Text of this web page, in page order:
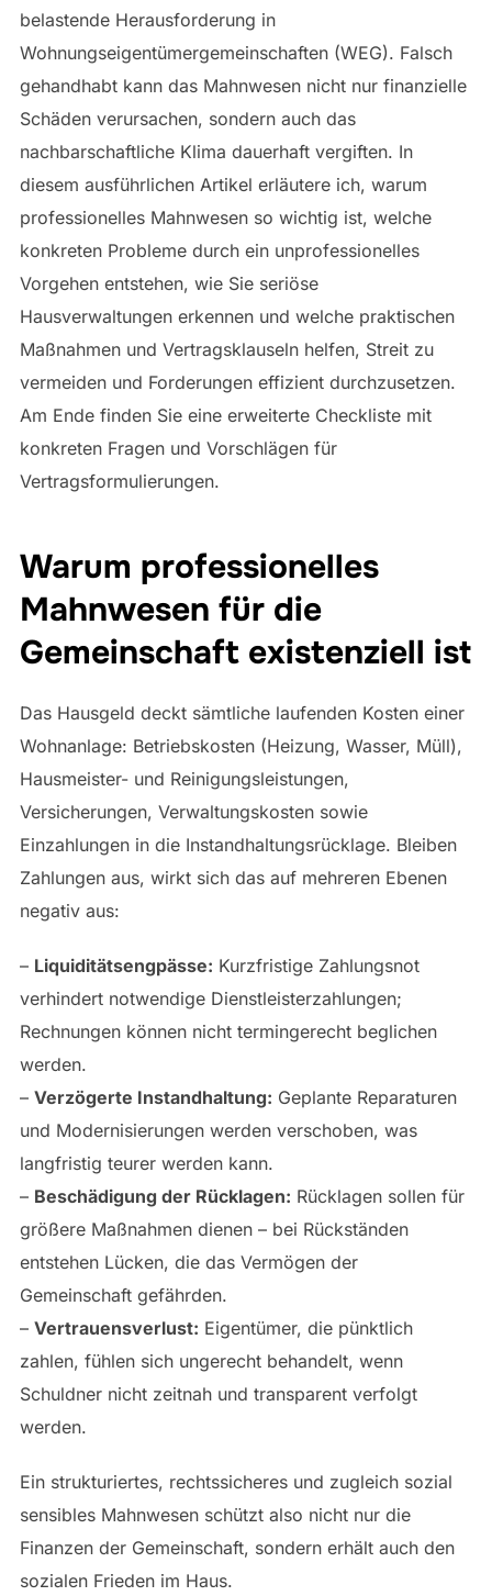
belastende Herausforderung in
Wohnungseigentümergemeinschaften (WEG). Falsch
gehandhabt kann das Mahnwesen nicht nur finanzielle
Schäden verursachen, sondern auch das
nachbarschaftliche Klima dauerhaft vergiften. In
diesem ausführlichen Artikel erläutere ich, warum
professionelles Mahnwesen so wichtig ist, welche
konkreten Probleme durch ein unprofessionelles
Vorgehen entstehen, wie Sie seriöse
Hausverwaltungen erkennen und welche praktischen
Maßnahmen und Vertragsklauseln helfen, Streit zu
vermeiden und Forderungen effizient durchzusetzen.
Am Ende finden Sie eine erweiterte Checkliste mit
konkreten Fragen und Vorschlägen für
Vertragsformulierungen.
Warum professionelles
Mahnwesen für die
Gemeinschaft existenziell ist
Das Hausgeld deckt sämtliche laufenden Kosten einer
Wohnanlage: Betriebskosten (Heizung, Wasser, Müll),
Hausmeister- und Reinigungsleistungen,
Versicherungen, Verwaltungskosten sowie
Einzahlungen in die Instandhaltungsrücklage. Bleiben
Zahlungen aus, wirkt sich das auf mehreren Ebenen
negativ aus:
– Liquiditätsengpässe: Kurzfristige Zahlungsnot
verhindert notwendige Dienstleisterzahlungen;
Rechnungen können nicht termingerecht beglichen
werden.
– Verzögerte Instandhaltung: Geplante Reparaturen
und Modernisierungen werden verschoben, was
langfristig teurer werden kann.
– Beschädigung der Rücklagen: Rücklagen sollen für
größere Maßnahmen dienen – bei Rückständen
entstehen Lücken, die das Vermögen der
Gemeinschaft gefährden.
– Vertrauensverlust: Eigentümer, die pünktlich
zahlen, fühlen sich ungerecht behandelt, wenn
Schuldner nicht zeitnah und transparent verfolgt
werden.
Ein strukturiertes, rechtssicheres und zugleich sozial
sensibles Mahnwesen schützt also nicht nur die
Finanzen der Gemeinschaft, sondern erhält auch den
sozialen Frieden im Haus.